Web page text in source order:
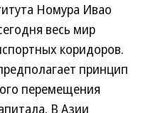
Номура Ивао
весь мир
коридоров.
принцип
перемещения
В Азии